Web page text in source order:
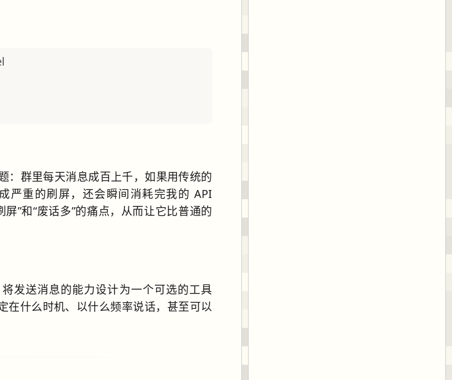
：群里每天消息成百上千，如果用传统的
严重的刷屏，还会瞬间消耗完我的 API
”和“废话多”的痛点，从而让它比普通的
发送消息的能力设计为一个可选的工具
在什么时机、以什么频率说话，甚至可以